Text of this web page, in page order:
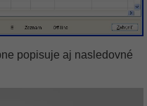
popisuje aj nasledovné